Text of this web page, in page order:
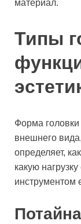
материал.
Типы
Форма головки
внешнего
определяет,
какую
инструментом